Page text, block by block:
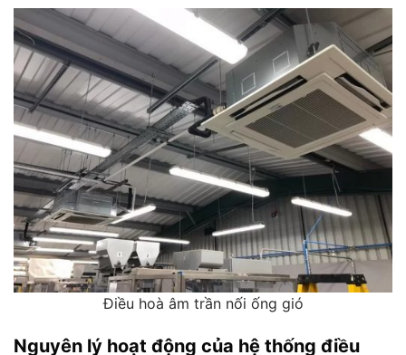
Điều hoà âm trần nối ống gió
Nguyên lý hoạt động của hệ thống điều